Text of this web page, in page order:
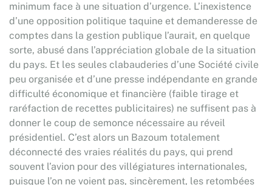
minimum face à une situation d’urgence. L’inexistence
d’une opposition politique taquine et demanderesse de
comptes dans la gestion publique l’aurait, en quelque
sorte, abusé dans l’appréciation globale de la situation
du pays. Et les seules clabauderies d’une Société civile
peu organisée et d’une presse indépendante en grande
difficulté économique et financière (faible tirage et
raréfaction de recettes publicitaires) ne suffisent pas à
donner le coup de semonce nécessaire au réveil
présidentiel. C’est alors un Bazoum totalement
déconnecté des vraies réalités du pays, qui prend
souvent l’avion pour des villégiatures internationales,
puisque l’on ne voient pas, sincèrement, les retombées